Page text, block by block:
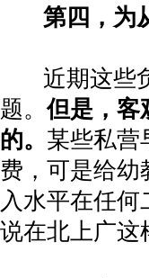
第四，为
近期这些
题。但是，客
的。 某些私营
费，可是给幼
入水平在任
说在北上广这